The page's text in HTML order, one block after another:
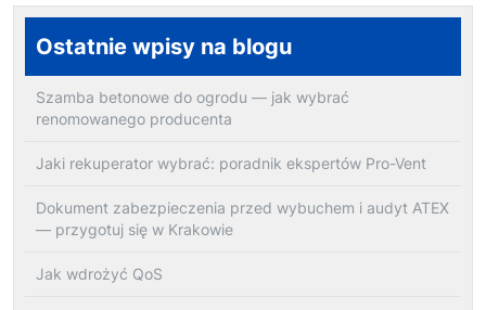
Ostatnie wpisy na blogu
Szamba betonowe do ogrodu — jak wybrać
renomowanego producenta
Jaki rekuperator wybrać: poradnik ekspertów Pro-Vent
Dokument zabezpieczenia przed wybuchem i audyt ATEX
— przygotuj się w Krakowie
Jak wdrożyć QoS